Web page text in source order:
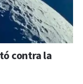
contra la